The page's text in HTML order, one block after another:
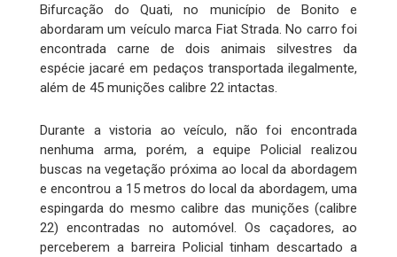
Bifurcação do Quati, no município de Bonito e
abordaram um veículo marca Fiat Strada. No carro foi
encontrada carne de dois animais silvestres da
espécie jacaré em pedaços transportada ilegalmente,
além de 45 munições calibre 22 intactas.
Durante a vistoria ao veículo, não foi encontrada
nenhuma arma, porém, a equipe Policial realizou
buscas na vegetação próxima ao local da abordagem
e encontrou a 15 metros do local da abordagem, uma
espingarda do mesmo calibre das munições (calibre
22) encontradas no automóvel. Os caçadores, ao
perceberem a barreira Policial tinham descartado a